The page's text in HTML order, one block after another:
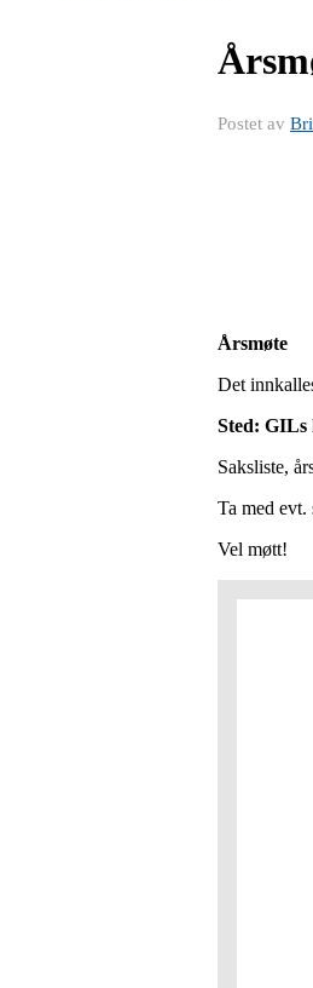
Postet av
Årsmøte
Det
Sted: GILs
Saksliste,
Ta med evt.
Vel møtt!